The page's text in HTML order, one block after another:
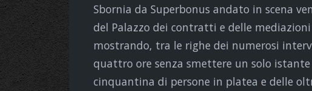
Sbornia da Superbonus andato in scena
del Palazzo dei contratti e delle
mostrando, tra le righe dei numerosi
quattro ore senza smettere un solo
cinquantina di persone in platea e delle